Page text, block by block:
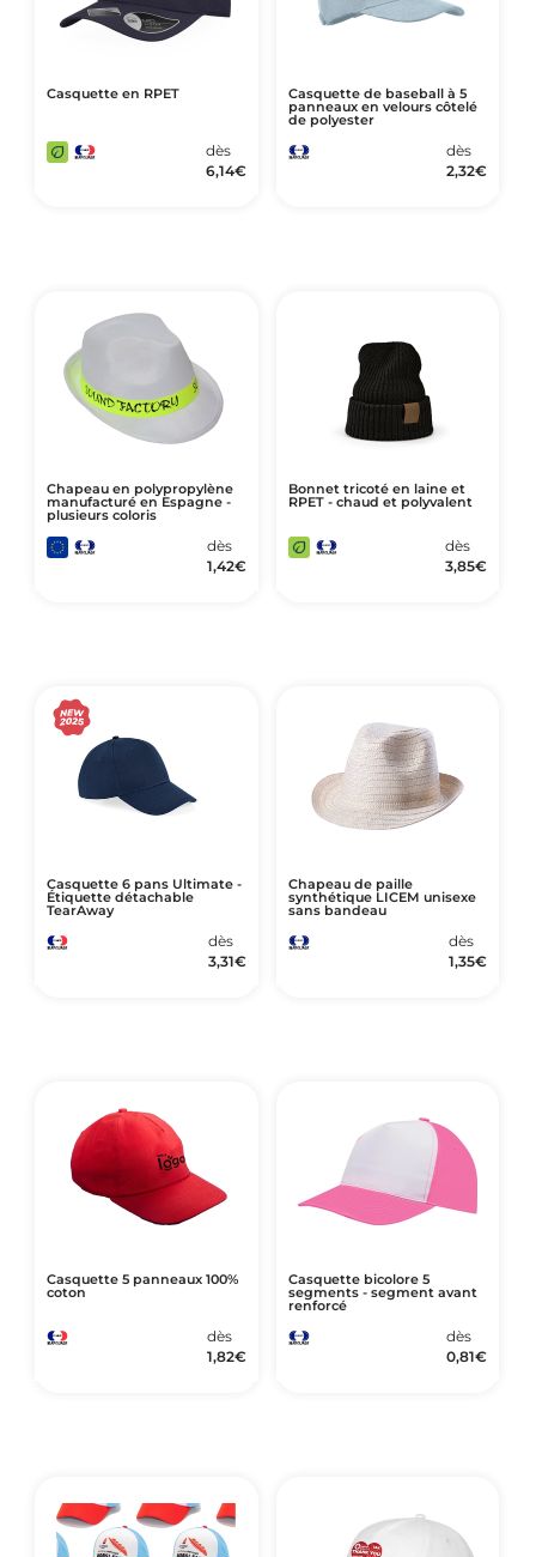
Casquette en RPET
dès
6,14€
Casquette de baseball à 5
panneaux en velours côtelé
de polyester
dès
2,32€
Chapeau en polypropylène
manufacturé en Espagne -
plusieurs coloris
dès
1,42€
Bonnet tricoté en laine et
RPET - chaud et polyvalent
dès
3,85€
Casquette 6 pans Ultimate -
Étiquette détachable
TearAway
dès
3,31€
Chapeau de paille
synthétique LICEM unisexe
sans bandeau
dès
1,35€
Casquette 5 panneaux 100%
coton
dès
1,82€
Casquette bicolore 5
segments - segment avant
renforcé
dès
0,81€